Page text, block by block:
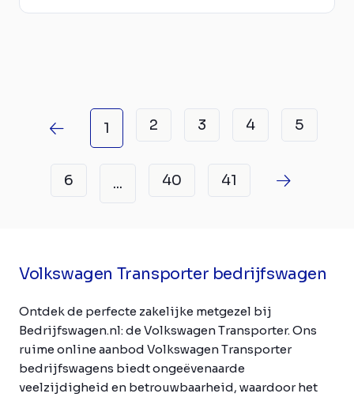
1 2 3 4 5
6 ... 40 41
Volkswagen Transporter bedrijfswagen
Ontdek de perfecte zakelijke metgezel bij
Bedrijfswagen.nl: de Volkswagen Transporter. Ons
ruime online aanbod Volkswagen Transporter
bedrijfswagens biedt ongeëvenaarde
veelzijdigheid en betrouwbaarheid, waardoor het